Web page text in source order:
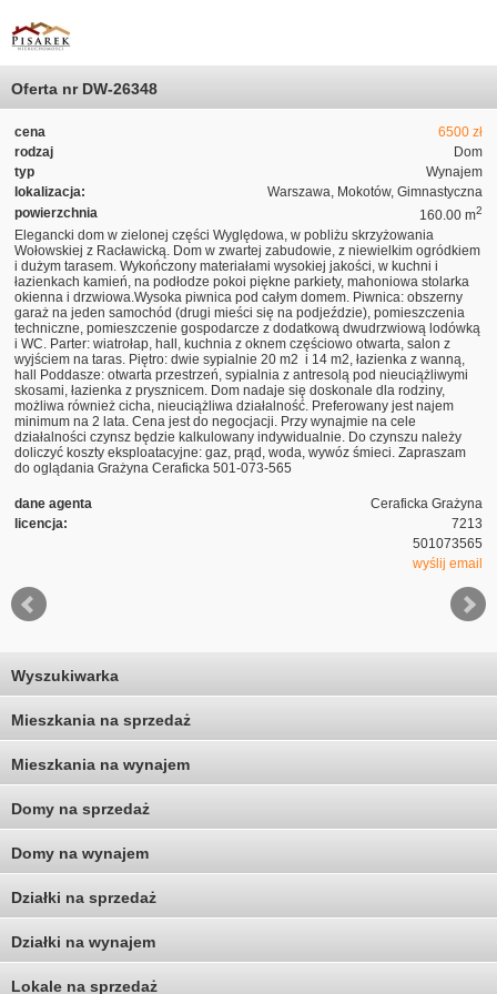
Oferta nr DW-26348
cena
6500 zł
rodzaj
Dom
typ
Wynajem
lokalizacja:
Warszawa, Mokotów, Gimnastyczna
powierzchnia
160.00 m2
Elegancki dom w zielonej części Wyględowa, w pobliżu skrzyżowania
Wołowskiej z Racławicką. Dom w zwartej zabudowie, z niewielkim ogródkiem
i dużym tarasem. Wykończony materiałami wysokiej jakości, w kuchni i
łazienkach kamień, na podłodze pokoi piękne parkiety, mahoniowa stolarka
okienna i drzwiowa.Wysoka piwnica pod całym domem. Piwnica: obszerny
garaż na jeden samochód (drugi mieści się na podjeździe), pomieszczenia
techniczne, pomieszczenie gospodarcze z dodatkową dwudrzwiową lodówką
i WC. Parter: wiatrołap, hall, kuchnia z oknem częściowo otwarta, salon z
wyjściem na taras. Piętro: dwie sypialnie 20 m2 i 14 m2, łazienka z wanną,
hall Poddasze: otwarta przestrzeń, sypialnia z antresolą pod nieuciążliwymi
skosami, łazienka z prysznicem. Dom nadaje się doskonale dla rodziny,
możliwa również cicha, nieuciążliwa działalność. Preferowany jest najem
minimum na 2 lata. Cena jest do negocjacji. Przy wynajmie na cele
działalności czynsz będzie kalkulowany indywidualnie. Do czynszu należy
doliczyć koszty eksploatacyjne: gaz, prąd, woda, wywóz śmieci. Zapraszam
do oglądania Grażyna Ceraficka 501-073-565
dane agenta
Ceraficka Grażyna
licencja:
7213
501073565
wyślij email
Wyszukiwarka
Mieszkania na sprzedaż
Mieszkania na wynajem
Domy na sprzedaż
Domy na wynajem
Działki na sprzedaż
Działki na wynajem
Lokale na sprzedaż